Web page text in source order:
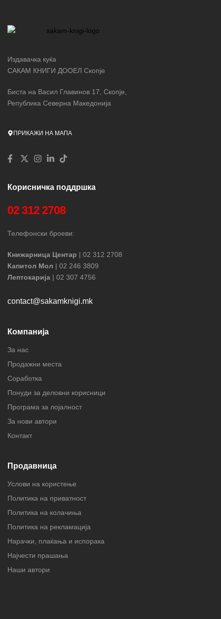
Издавачка куќа
САКАМ КНИГИ ДООЕЛ Скопје
Биста на Васил Главинов 17, Скопје,
Република Северна Македонија
ПРИКАЖИ НА МАПА
Корисничка поддршка
02 312 2708
Телефонски броеви:
Книжарница Центар | 02 312 2708
Капитол Мол | 02 246 3809
Лептокарија | 02 307 4756
contact@sakamknigi.mk
Компанија
За нас
Продажни места
Соработка
Понуди за деловни корисници
Програма за лојалност
За нови автори
Контакт
Продавница
Услови на користење
Политика на приватност
Политика на колачиња
Политика на рекламација
Нарачки, плаќања и испорака
Најчести прашања
Наши автори